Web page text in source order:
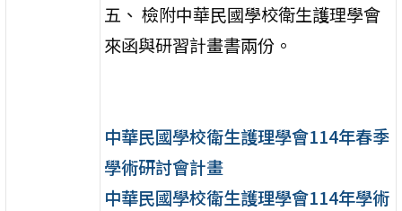
五、 檢附中華民國學校衛生護理學會
來函與研習計畫書兩份。
中華民國學校衛生護理學會114年春季
學術研討會計畫
中華民國學校衛生護理學會114年學術